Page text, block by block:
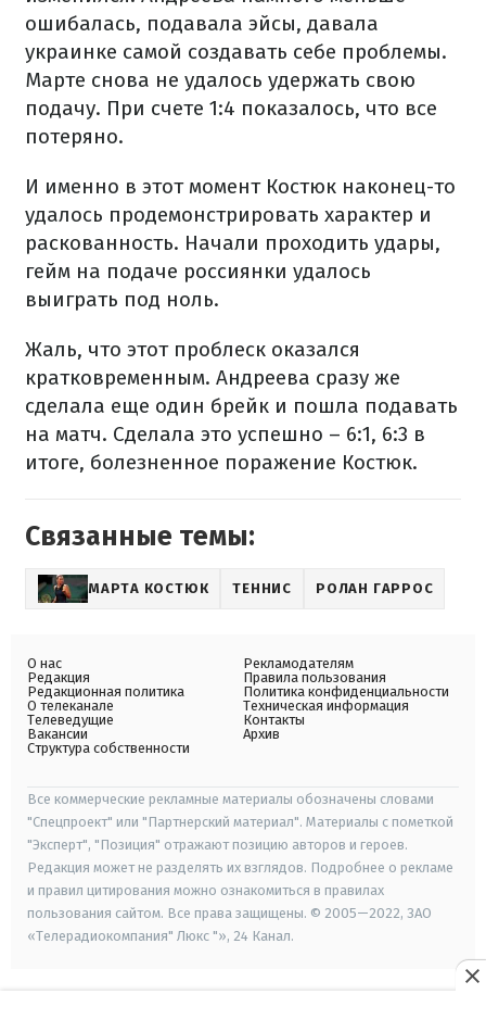
ошибалась, подавала эйсы, давала
украинке самой создавать себе проблемы.
Марте снова не удалось удержать свою
подачу. При счете 1:4 показалось, что все
потеряно.
И именно в этот момент Костюк наконец-то
удалось продемонстрировать характер и
раскованность. Начали проходить удары,
гейм на подаче россиянки удалось
выиграть под ноль.
Жаль, что этот проблеск оказался
кратковременным. Андреева сразу же
сделала еще один брейк и пошла подавать
на матч. Сделала это успешно – 6:1, 6:3 в
итоге, болезненное поражение Костюк.
Связанные темы:
МАРТА КОСТЮК ТЕННИС РОЛАН ГАРРОС
О нас
Редакция
Редакционная политика
О телеканале
Телеведущие
Вакансии
Структура собственности
Рекламодателям
Правила пользования
Политика конфиденциальности
Техническая информация
Контакты
Архив
Все коммерческие рекламные материалы обозначены словами
"Спецпроект" или "Партнерский материал". Материалы с пометкой
"Эксперт", "Позиция" отражают позицию авторов и героев.
Редакция может не разделять их взглядов. Подробнее о рекламе
и правил цитирования можно ознакомиться в правилах
пользования сайтом. Все права защищены. © 2005—2022, ЗАО
«Телерадиокомпания" Люкс "», 24 Канал.